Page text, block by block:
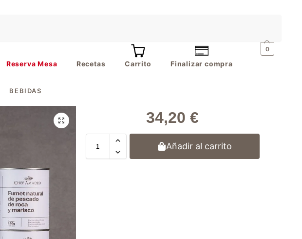
Reserva Mesa Recetas Carrito Finalizar compra
0
BEBIDAS
34,20€
Añadir al carrito